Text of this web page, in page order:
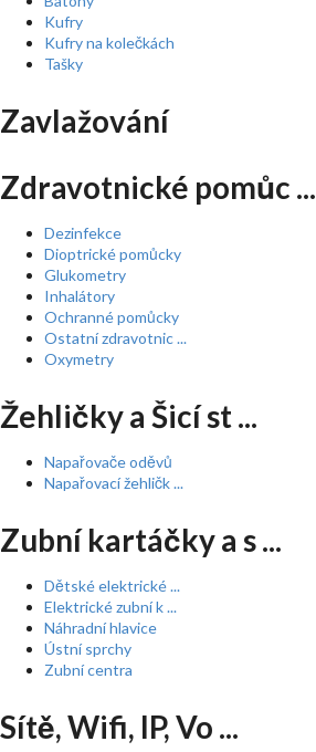
Kufry
Kufry na kolečkách
Tašky
Zavlažování
Zdravotnické pomůc ...
Dezinfekce
Dioptrické pomůcky
Glukometry
Inhalátory
Ochranné pomůcky
Ostatní zdravotnic ...
Oxymetry
Žehličky a Šicí st ...
Napařovače oděvů
Napařovací žehličk ...
Zubní kartáčky a s ...
Dětské elektrické ...
Elektrické zubní k ...
Náhradní hlavice
Ústní sprchy
Zubní centra
Sítě, Wifi, IP, Vo ...